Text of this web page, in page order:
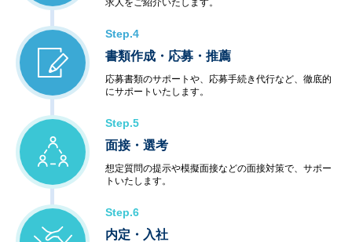
求人をご紹介いたします。
Step.4
書類作成・応募・推薦
応募書類のサポートや、応募手続き代行など、徹底的
にサポートいたします。
Step.5
面接・選考
想定質問の提示や模擬面接などの面接対策で、サポー
トいたします。
Step.6
内定・入社